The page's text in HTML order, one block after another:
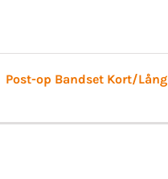
Post-op Bandset Kort/Lång